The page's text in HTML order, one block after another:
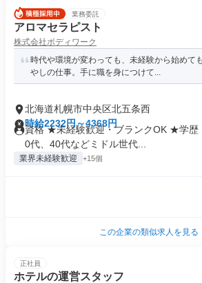
業務委託
アロマセラピスト
株式会社ボディワーク
時代や環境が変わっても、未経験から始めて
やしの仕事。手に職を身につけて...
北海道札幌市中央区北五条西
時給2232円～4368円
資格 ★未経験歓迎・ブランクOK ★学歴
0代、40代などミドル世代...
業界未経験歓迎 +15個
この企業の類似求人を見る
正社員
ホテルの運営スタッフ